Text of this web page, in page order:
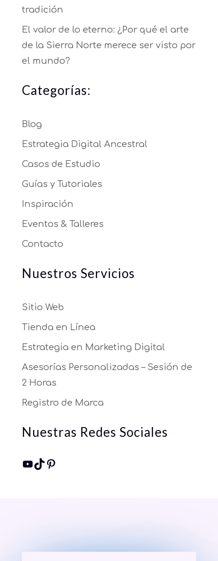
tradición
El valor de lo eterno: ¿Por qué el arte
de la Sierra Norte merece ser visto por
el mundo?
Categorías:
Blog
Estrategia Digital Ancestral
Casos de Estudio
Guías y Tutoriales
Inspiración
Eventos & Talleres
Contacto
Nuestros Servicios
Sitio Web
Tienda en Línea
Estrategia en Marketing Digital
Asesorías Personalizadas – Sesión de
2 Horas
Registro de Marca
Nuestras Redes Sociales
YouTube
TikTok
Pinterest